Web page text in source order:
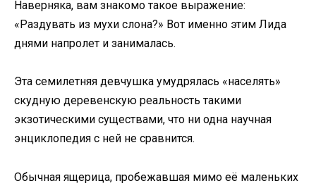
Наверняка, вам знакомо такое выражение:
«Раздувать из мухи слона?» Вот именно этим Лида
днями напролет и занималась.
Эта семилетняя девчушка умудрялась «населять»
скудную деревенскую реальность такими
экзотическими существами, что ни одна научная
энциклопедия с ней не сравнится.
Обычная ящерица, пробежавшая мимо её маленьких